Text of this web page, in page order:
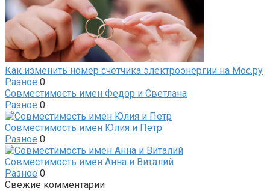
Как изменить номер счетчика электроэнергии на Мос.ру
Разное 0
Совместимость имен Федор и Светлана
Разное 0
Совместимость имен Юлия и Петр
Разное 0
Совместимость имен Анна и Виталий
Разное 0
Свежие комментарии